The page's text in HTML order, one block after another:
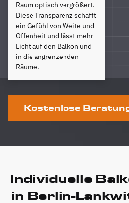
Raum optisch vergrößert.
Diese Transparenz schafft
ein Gefühl von Weite und
Offenheit und lässt mehr
Licht auf den Balkon und
in die angrenzenden
Räume.
Kostenlose
Individuelle
in Berlin-